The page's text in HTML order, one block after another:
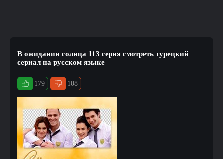
В ожидании солнца 113 серия смотреть турецкий
сериал на русском языке
179 108